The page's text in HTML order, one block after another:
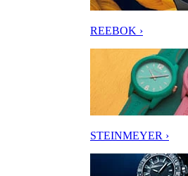
REEBOK ›
STEINMEYER ›